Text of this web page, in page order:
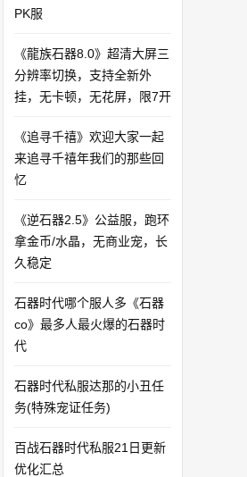
PK服
《龍族石器8.0》超清大屏三
分辨率切换，支持全新外
挂，无卡顿，无花屏，限7开
《追寻千禧》欢迎大家一起
来追寻千禧年我们的那些回
忆
《逆石器2.5》公益服，跑环
拿金币/水晶，无商业宠，长
久稳定
石器时代哪个服人多《石器
co》最多人最火爆的石器时
代
石器时代私服达那的小丑任
务(特殊宠证任务)
百战石器时代私服21日更新
优化汇总